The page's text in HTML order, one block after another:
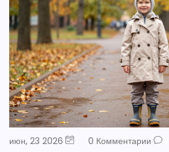
июн, 23 2026 0 Комментарии